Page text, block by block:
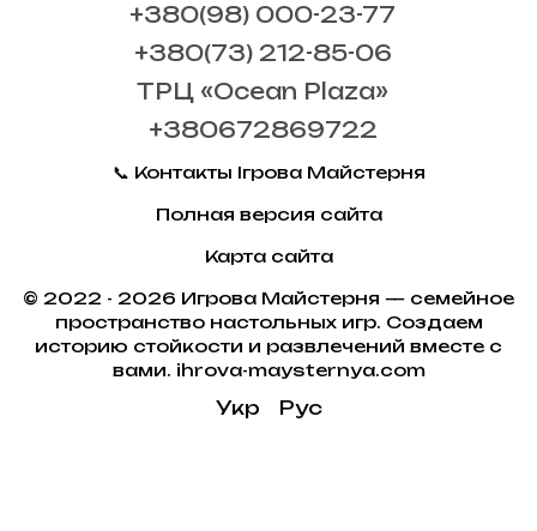
+380(98) 000-23-77
+380(73) 212-85-06
ТРЦ «Ocean Plaza»
+380672869722
📞 Контакты Ігрова Майстерня
Полная версия сайта
Карта сайта
© 2022 - 2026 Игрова Майстерня — семейное
пространство настольных игр. Создаем
историю стойкости и развлечений вместе с
вами. ihrova-maysternya.com
Укр Рус